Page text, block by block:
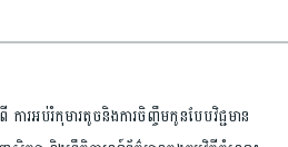
ប់រំកុមារតូចនិងការចិញ្ចឹមកូនបែបវិជ្ជមាន